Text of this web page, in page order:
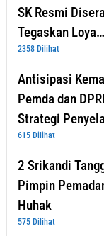
SK Resmi
Tegaskan Loya…
2358 Dilihat
Antisipasi
Pemda dan
Strategi
615 Dilihat
2 Srikandi
Pimpin
Huhak
575 Dilihat